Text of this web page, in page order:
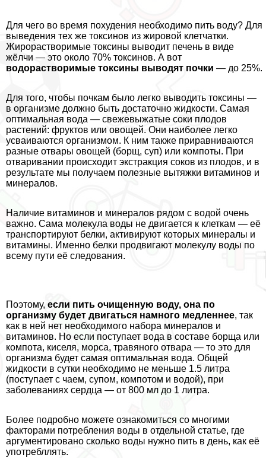
Для чего во время похудения необходимо пить воду? Для
выведения тех же токсинов из жировой клетчатки.
Жирорастворимые токсины выводит печень в виде
жёлчи — это около 70% токсинов. А вот
водорастворимые токсины выводят почки — до 25%.
Для того, чтобы почкам было легко выводить токсины —
в организме должно быть достаточно жидкости. Самая
оптимальная вода — свежевыжатые соки плодов
растений: фруктов или овощей. Они наиболее легко
усваиваются организмом. К ним также приравниваются
разные отвары овощей (борщ, суп) или компоты. При
отваривании происходит экстpaкция соков из плодов, и в
результате мы получаем полезные вытяжки витаминов и
минералов.
Наличие витаминов и минералов рядом с водой очень
важно. Сама молекула воды не двигается к клеткам — её
трaнcпортируют белки, активируют которых минералы и
витамины. Именно белки продвигают молекулу воды по
всему пути её следования.
Поэтому, если пить очищенную воду, она по
организму будет двигаться намного медленнее, так
как в ней нет необходимого набора минералов и
витаминов. Но если поступает вода в составе борща или
компота, киселя, морса, травяного отвара — то это для
организма будет самая оптимальная вода. Общей
жидкости в сутки необходимо не меньше 1.5 литра
(поступает с чаем, супом, компотом и водой), при
заболеваниях сердца — от 800 мл до 1 литра.
Более подробно можете ознакомиться со многими
факторами потрeбления воды в отдельной статье, где
аргументировано сколько воды нужно пить в день, как её
употрeбллять.